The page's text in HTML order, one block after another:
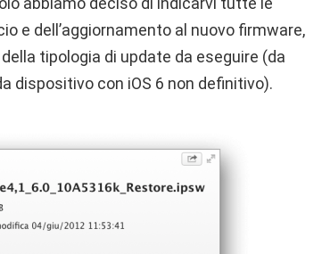
e dell’aggiornamento al nuovo firmware,
tipologia di update da eseguire (da
dispositivo con iOS 6 non definitivo).